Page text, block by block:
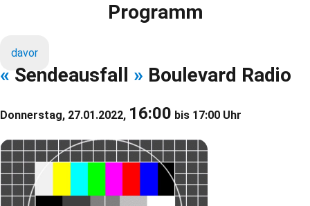
Programm
davor
« Sendeausfall » Boulevard Radio
Donnerstag, 27.01.2022, 16:00 bis 17:00 Uhr